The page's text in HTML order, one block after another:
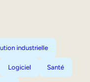
industrielle
Logiciel Santé